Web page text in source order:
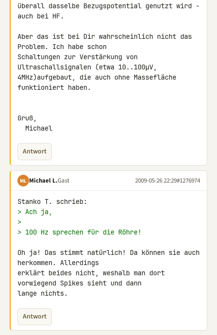
überall dasselbe Bezugspotential genutzt wird -
auch bei HF.
Aber das ist bei Dir wahrscheinlich nicht das
Problem. Ich habe schon
Schaltungen zur Verstärkung von
Ultraschallsignalen (etwa 10..100µV,
4MHz)aufgebaut, die auch ohne Massefläche
funktioniert haben.
Gruß,
  Michael
Antwort
ML Michael L.Gast 2009-05-26 22:29#1276974
> Ach ja,
>
> 100 Hz sprechen für die Röhre!
Oh ja! Das stimmt natürlich! Da können sie auch
herkommen. Allerdings
erklärt beides nicht, weshalb man dort
vorwiegend Spikes sieht und dann
lange nichts.
Antwort